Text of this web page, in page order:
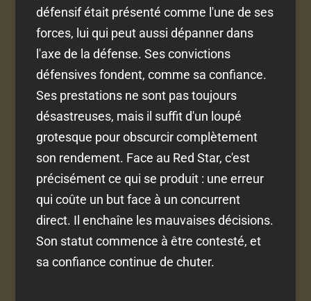
défensif était présenté comme l'une de ses
forces, lui qui peut aussi dépanner dans
l'axe de la défense. Ses convictions
défensives fondent, comme sa confiance.
Ses prestations ne sont pas toujours
désastreuses, mais il suffit d'un loupé
grotesque pour obscurcir complètement
son rendement. Face au Red Star, c'est
précisément ce qui se produit : une erreur
qui coûte un but face à un concurrent
direct. Il enchaîne les mauvaises décisions.
Son statut commence à être contesté, et
sa confiance continue de chuter.